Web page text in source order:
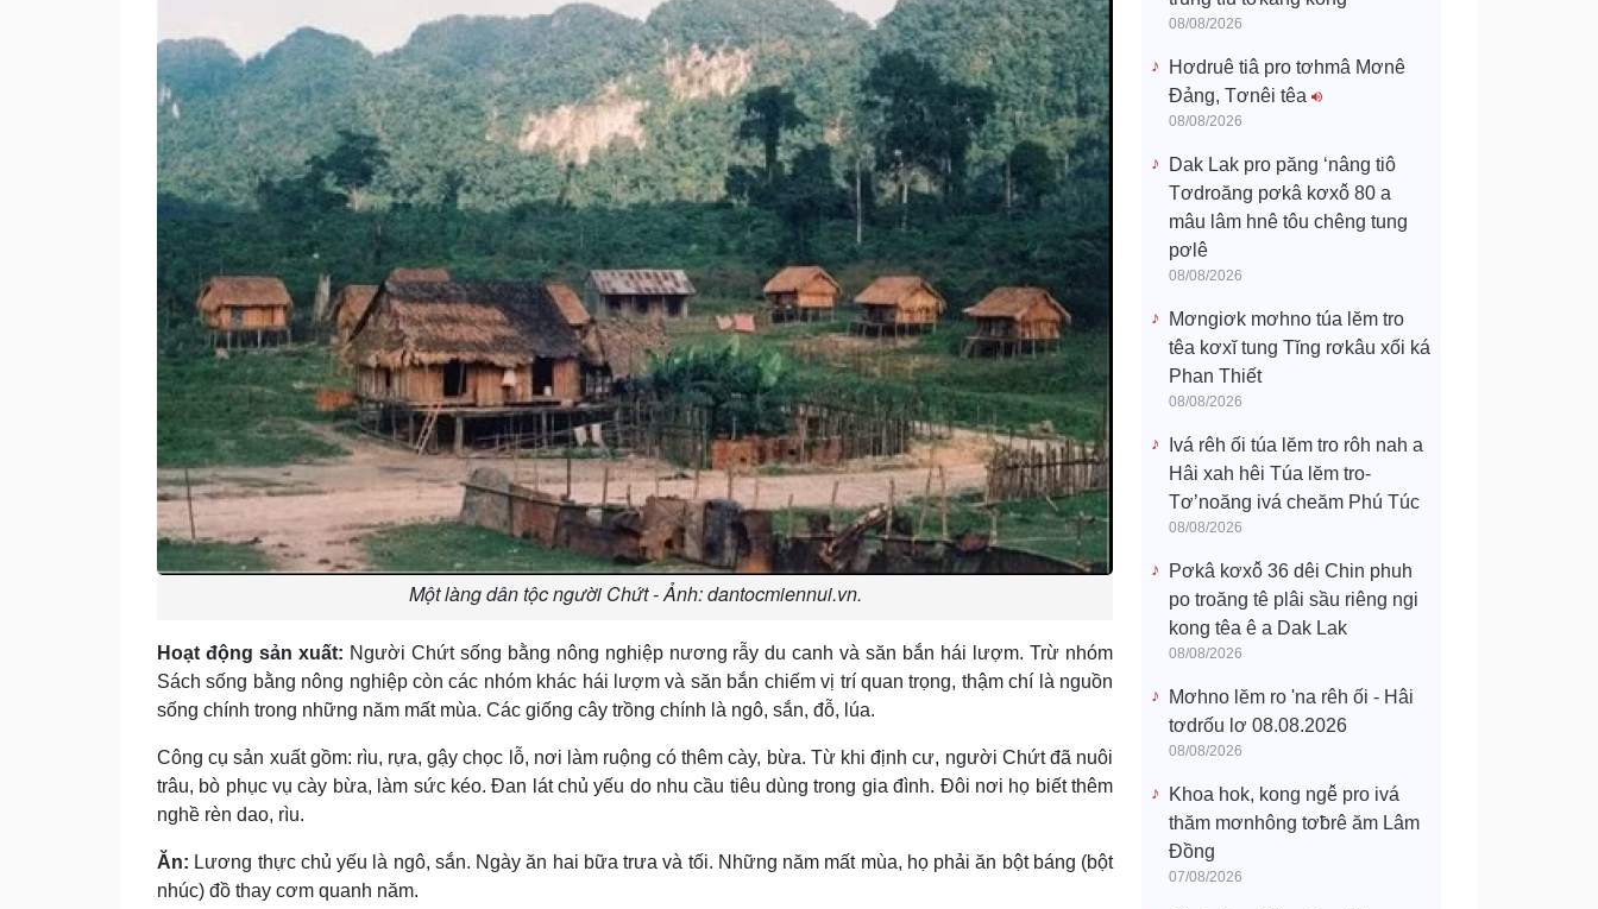
Một làng dân tộc người Chứt - Ảnh: dantocmiennui.vn.
Hoạt động sản xuất: Người Chứt sống bằng nông nghiệp nương rẫy du canh và săn bắn hái lượm. Trừ nhóm
Sách sống bằng nông nghiệp còn các nhóm khác hái lượm và săn bắn chiếm vị trí quan trọng, thậm chí là nguồn
sống chính trong những năm mất mùa. Các giống cây trồng chính là ngô, sắn, đỗ, lúa.
Công cụ sản xuất gồm: rìu, rựa, gậy chọc lỗ, nơi làm ruộng có thêm cày, bừa. Từ khi định cư, người Chứt đã nuôi
trâu, bò phục vụ cày bừa, làm sức kéo. Ðan lát chủ yếu do nhu cầu tiêu dùng trong gia đình. Ðôi nơi họ biết thêm
nghề rèn dao, rìu.
Ăn: Lương thực chủ yếu là ngô, sắn. Ngày ăn hai bữa trưa và tối. Những năm mất mùa, họ phải ăn bột báng (bột
nhúc) đồ thay cơm quanh năm.
08/08/2026
Hơdruê tiâ pro tơhmâ Mơnê
Đảng, Tơnêi têa
08/08/2026
Dak Lak pro păng ‘nâng tiô
Tơdroăng pơkâ kơxô̆ 80 a
mâu lâm hnê tôu chêng tung
pơlê
08/08/2026
Mơngiơk mơhno túa lĕm tro
têa kơxĭ tung Tĭng rơkâu xối ká
Phan Thiết
08/08/2026
Ivá rêh ối túa lĕm tro rôh nah a
Hâi xah hêi Túa lĕm tro-
Tơ’noăng ivá cheăm Phú Túc
08/08/2026
Pơkâ kơxô̆ 36 dêi Chin phuh
po troăng tê plâi sầu riêng ngi
kong têa ê a Dak Lak
08/08/2026
Mơhno lĕm ro 'na rêh ối - Hâi
tơdrốu lơ 08.08.2026
08/08/2026
Khoa hok, kong ngê̆ pro ivá
thăm mơnhông tơƀrê ăm Lâm
Đồng
07/08/2026